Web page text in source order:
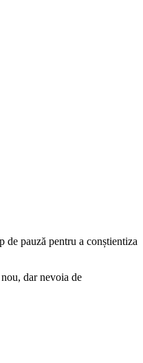
de pauză pentru a conștientiza
dar nevoia de